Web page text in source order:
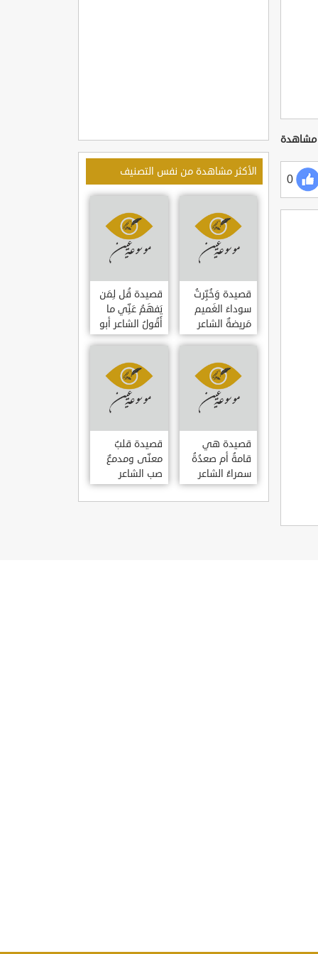
0
الأكثر مشاهدة من نفس التصنيف
قصيدة وَخُبِّرتُ
سوداءَ الغَميم
مَريضةٌ الشاعر
العوام بن عقبة
قصيدة قُل لِمَن
يَفهَمُ عَنِّي ما
أَقُولُ الشاعر أبو
حامد الغزالي
قصيدة هي
قامةُ أم صعدُةُ
سمراءُ الشاعر
سيف الدين
المشد
قصيدة قلبٌ
معنّى ومدمعٌ
صب الشاعر
سيف الدين
المشد